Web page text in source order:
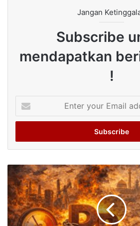
Jangan
Subscribe
mendapatkan
!
your
Email